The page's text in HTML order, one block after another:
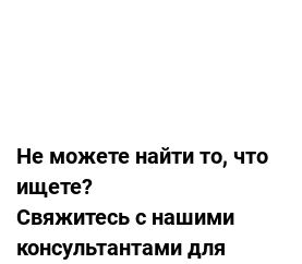
Не можете найти то, что
ищете?
Свяжитесь с нашими
консультантами для